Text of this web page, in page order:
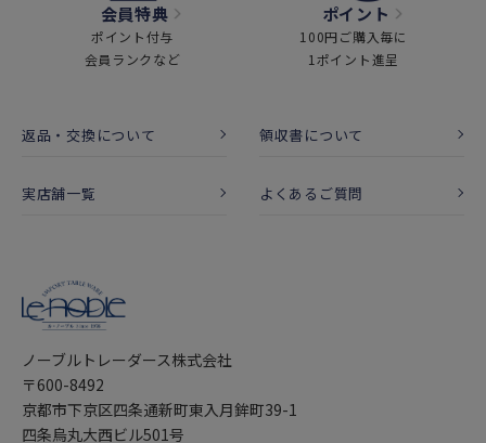
会員特典
ポイント付与
会員ランクなど
ポイント
100円ご購入毎に
1ポイント進呈
返品・交換について 領収書について
実店舗一覧 よくあるご質問
ノーブルトレーダース株式会社
〒600-8492
京都市下京区四条通新町東入月鉾町39-1
四条烏丸大西ビル501号